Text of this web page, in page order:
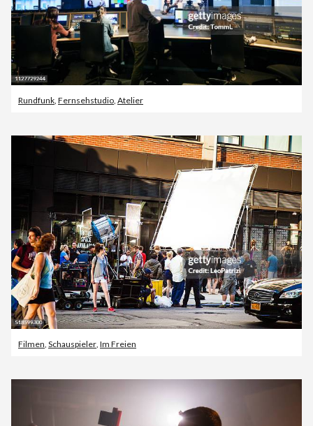
Rundfunk Fernsehstudio Atelier
Filmen, Schauspieler, Im Freien